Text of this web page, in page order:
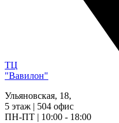
ТЦ
"Вавилон"
Ульяновская, 18,
5 этаж | 504 офис
ПН-ПТ | 10:00 - 18:00